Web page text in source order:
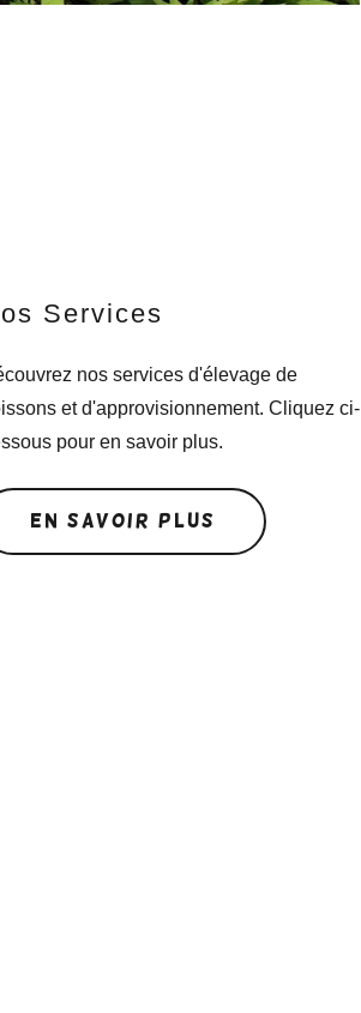
Services
nos services d'élevage de
et d'approvisionnement. Cliquez ci-
pour en savoir plus.
En savoir plus